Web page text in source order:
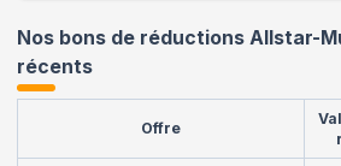
Nos bons de réductions Allstar-
récents
Offre